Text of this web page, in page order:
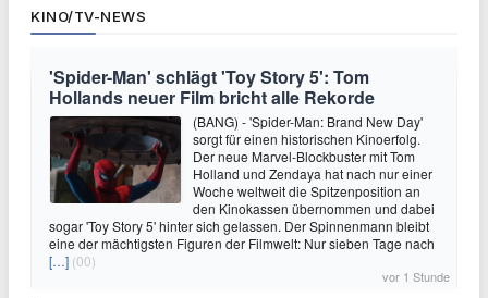
KINO/TV-NEWS
'Spider-Man' schlägt 'Toy Story 5': Tom
Hollands neuer Film bricht alle Rekorde
(BANG) - 'Spider-Man: Brand New Day'
sorgt für einen historischen Kinoerfolg.
Der neue Marvel-Blockbuster mit Tom
Holland und Zendaya hat nach nur einer
Woche weltweit die Spitzenposition an
den Kinokassen übernommen und dabei
sogar 'Toy Story 5' hinter sich gelassen. Der Spinnenmann bleibt
eine der mächtigsten Figuren der Filmwelt: Nur sieben Tage nach
[…] (00)
vor 1 Stunde